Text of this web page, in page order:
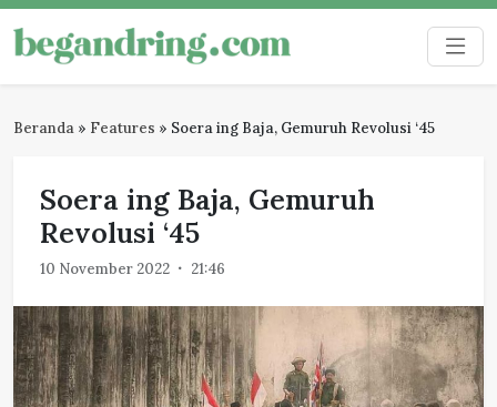
Skip
to
content
Begandring
Menjaga ingatan untuk masa depan
Beranda » Features » Soera ing Baja, Gemuruh Revolusi ‘45
Soera ing Baja, Gemuruh
Revolusi ‘45
10 November 2022 21:46